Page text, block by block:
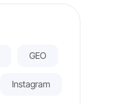
GEO
Instagram